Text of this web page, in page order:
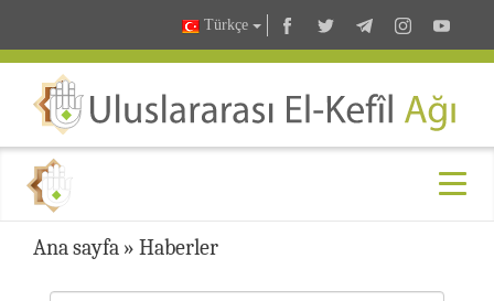
Türkçe
Ana sayfa » Haberler